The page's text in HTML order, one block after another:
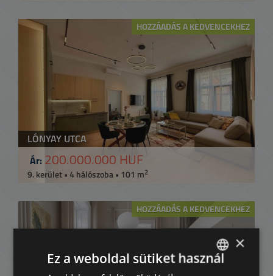
HOZZÁADÁS A KEDVENCEKHEZ
LÓNYAY UTCA
Ár: 200.000.000 HUF
9. kerület • 4 hálószoba • 101 m2
HOZZÁADÁS A KEDVENCEKHEZ
×
Ez a weboldal sütiket használ